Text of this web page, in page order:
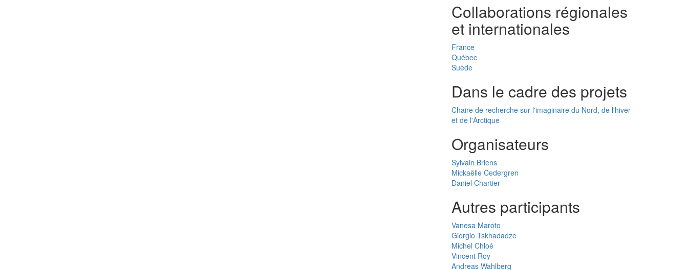
Collaborations régionales
et internationales
France
Québec
Suède
Dans le cadre des projets
Chaire de recherche sur l'imaginaire du Nord, de l'hiver
et de l'Arctique
Organisateurs
Sylvain Briens
Mickaëlle Cedergren
Daniel Chartier
Autres participants
Vanesa Maroto
Giorgio Tskhadadze
Michel Chloé
Vincent Roy
Andreas Wahlberg